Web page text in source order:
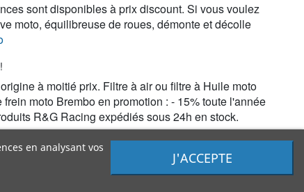
en analysant vos
J'ACCEPTE
sont disponibles à prix discount. Si vous voulez
moto, équilibreuse de roues, démonte et décolle
à moitié prix. Filtre à air ou filtre à Huile moto
moto Brembo en promotion : - 15% toute l'année
R&G Racing expédiés sous 24h en stock.